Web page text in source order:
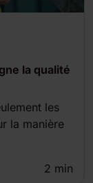
la qualité
les
la manière
2 min